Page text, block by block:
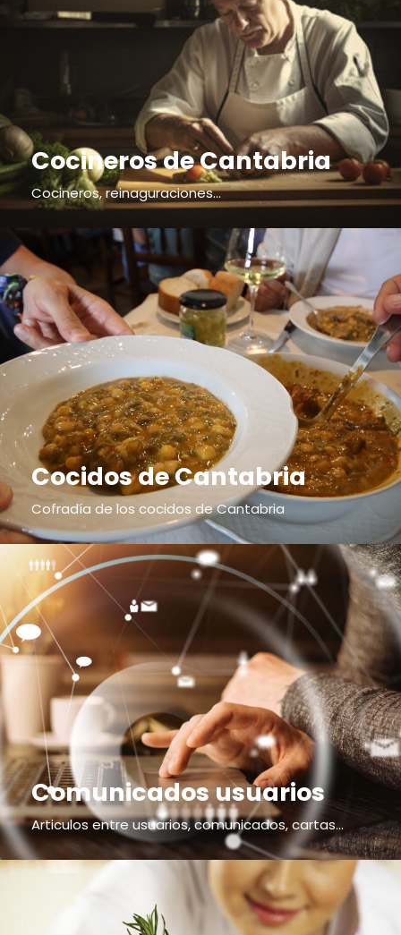
Cocineros de Cantabria
Cocineros, reinaguraciones...
Cocidos de Cantabria
Cofradía de los cocidos de Cantabria
Comunicados usuarios
Articulos entre usuarios, comunicados, cartas...